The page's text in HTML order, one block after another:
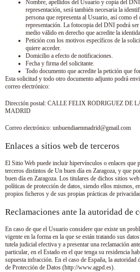
Nombre, apellidos del Usuario y copia del
representación, será también necesaria la
persona que representa al Usuario, así como
representación. La fotocopia del DNI podrá
medio válido en derecho que acredite la
Petición con los motivos específicos de la
quiere acceder.
Domicilio a efecto de notificaciones.
Fecha y firma del solicitante.
Todo documento que acredite la petición que
Esta solicitud y todo otro documento adjunto podrá
correo electrónico:
Dirección postal: CALLE FELIX RODRIGUEZ DE
MADRID
Correo electrónico: unbuendiaenmadrid@gmail.com
Enlaces a sitios web de terceros
El Sitio Web puede incluir hipervínculos o enlaces que
terceros distintos de Un buen día en Zaragoza, y que
buen día en Zaragoza. Los titulares de dichos sitios
políticas de protección de datos, siendo ellos mismos,
propios ficheros y de sus propias prácticas de
Reclamaciones ante la autoridad de
En caso de que el Usuario considere que existe un
vigente en la forma en la que se están tratando sus
tutela judicial efectiva y a presentar una reclamación
particular, en el Estado en el que tenga su residencia
supuesta infracción. En el caso de España, la autoridad
de Protección de Datos (http://www.agpd.es).